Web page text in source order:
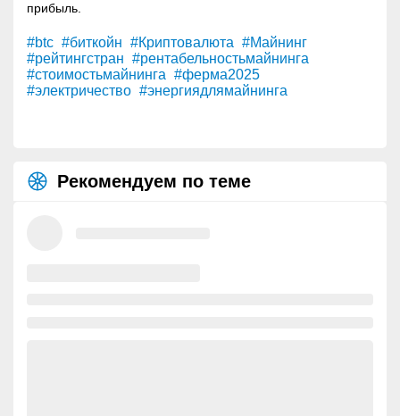
прибыль.
#btc #биткойн #Криптовалюта #Майнинг
#рейтингстран #рентабельностьмайнинга
#стоимостьмайнинга #ферма2025
#электричество #энергиядлямайнинга
Рекомендуем по теме